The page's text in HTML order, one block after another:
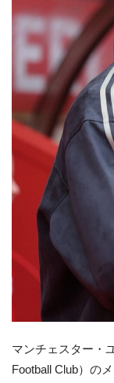
マンチェスター・
Football Club）の